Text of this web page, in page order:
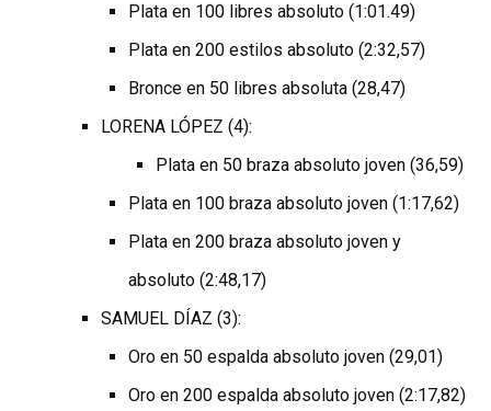
Plata en 100 libres absoluto (1:01.49)
Plata en 200 estilos absoluto (2:32,57)
Bronce en 50 libres absoluta (28,47)
LORENA LÓPEZ (4):
Plata en 50 braza absoluto joven (36,59)
Plata en 100 braza absoluto joven (1:17,62)
Plata en 200 braza absoluto joven y
absoluto (2:48,17)
SAMUEL DÍAZ (3):
Oro en 50 espalda absoluto joven (29,01)
Oro en 200 espalda absoluto joven (2:17,82)